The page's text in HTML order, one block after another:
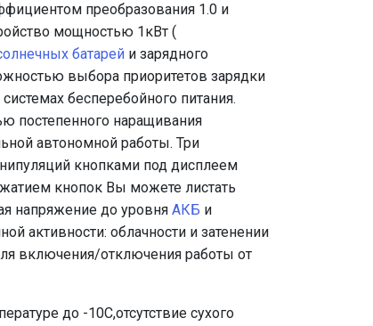
преобразования 1.0 и
мощностью 1кВт (
батарей и зарядного
выбора приоритетов зарядки
бесперебойного питания.
постепенного наращивания
автономной работы. Три
кнопками под дисплеем
кнопок Вы можете листать
напряжение до уровня АКБ и
активности: облачности и затенении
включения/отключения работы от
до -10С,отсутствие сухого